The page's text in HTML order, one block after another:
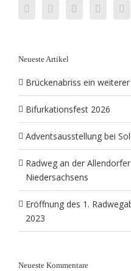
Neueste Artikel
Brückenabriss ein
Bifurkationsfest 2026
Adventsausstellung bei
Radweg an der
Niedersachsens
Eröffnung des 1.
2023
Neueste Kommentare